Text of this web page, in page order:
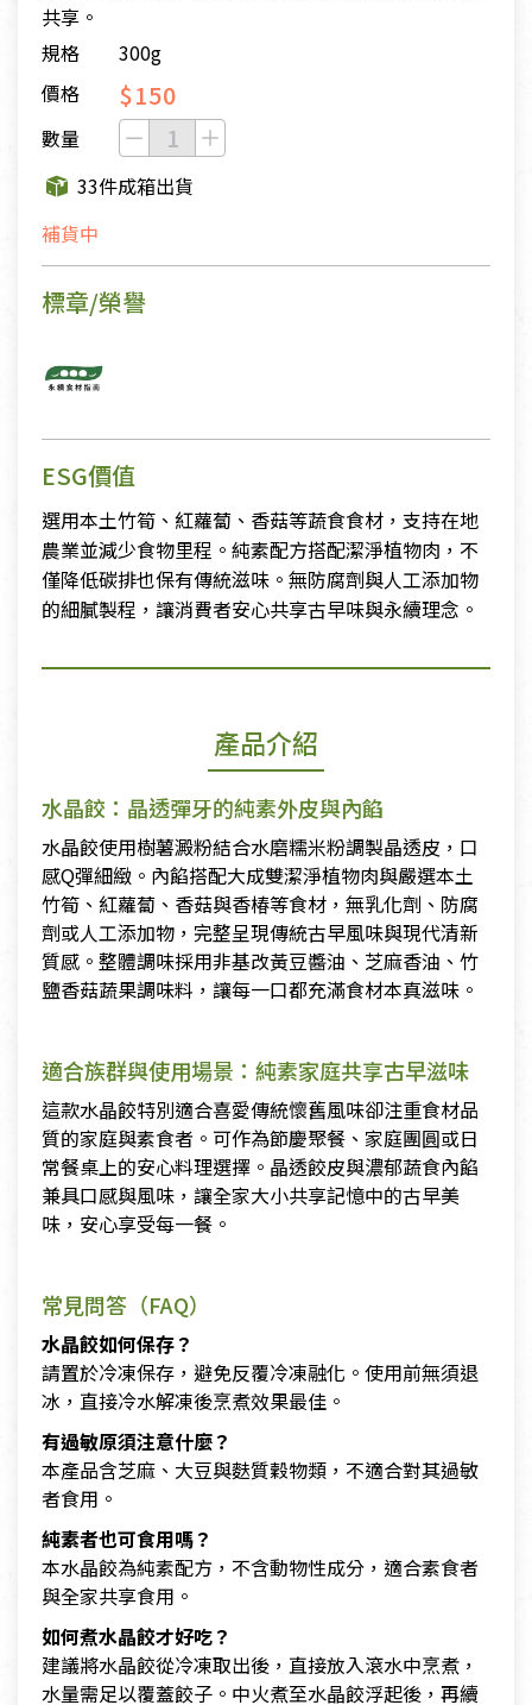
共享。
規格
300g
價格
$150
數量
33件成箱出貨
補貨中
標章/榮譽
ESG價值
選用本土竹筍、紅蘿蔔、香菇等蔬食食材，支持在地
農業並減少食物里程。純素配方搭配潔淨植物肉，不
僅降低碳排也保有傳統滋味。無防腐劑與人工添加物
的細膩製程，讓消費者安心共享古早味與永續理念。
產品介紹
水晶餃：晶透彈牙的純素外皮與內餡
水晶餃使用樹薯澱粉結合水磨糯米粉調製晶透皮，口
感Q彈細緻。內餡搭配大成雙潔淨植物肉與嚴選本土
竹筍、紅蘿蔔、香菇與香椿等食材，無乳化劑、防腐
劑或人工添加物，完整呈現傳統古早風味與現代清新
質感。整體調味採用非基改黃豆醬油、芝麻香油、竹
鹽香菇蔬果調味料，讓每一口都充滿食材本真滋味。
適合族群與使用場景：純素家庭共享古早滋味
這款水晶餃特別適合喜愛傳統懷舊風味卻注重食材品
質的家庭與素食者。可作為節慶聚餐、家庭團圓或日
常餐桌上的安心料理選擇。晶透餃皮與濃郁蔬食內餡
兼具口感與風味，讓全家大小共享記憶中的古早美
味，安心享受每一餐。
常見問答（FAQ）
水晶餃如何保存？
請置於冷凍保存，避免反覆冷凍融化。使用前無須退
冰，直接冷水解凍後烹煮效果最佳。
有過敏原須注意什麼？
本產品含芝麻、大豆與麩質穀物類，不適合對其過敏
者食用。
純素者也可食用嗎？
本水晶餃為純素配方，不含動物性成分，適合素食者
與全家共享食用。
如何煮水晶餃才好吃？
建議將水晶餃從冷凍取出後，直接放入滾水中烹煮，
水量需足以覆蓋餃子。中火煮至水晶餃浮起後，再續